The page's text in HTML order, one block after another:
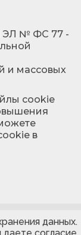
ЭЛ № ФС 77 -
и массовых
cookie
в
данных.